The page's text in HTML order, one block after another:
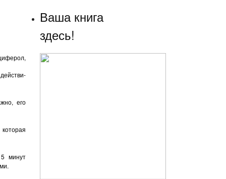
его
минут
Ваша книга
здесь!